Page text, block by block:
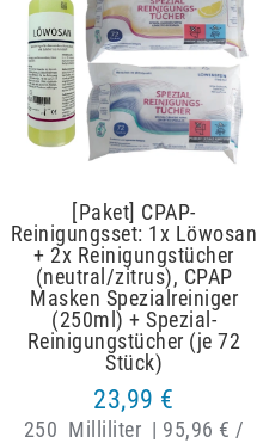
[Paket] CPAP-
Reinigungsset: 1x Löwosan
+ 2x Reinigungstücher
(neutral/zitrus), CPAP
Masken Spezialreiniger
(250ml) + Spezial-
Reinigungstücher (je 72
Stück)
23,99 €
250 Milliliter | 95,96 € /